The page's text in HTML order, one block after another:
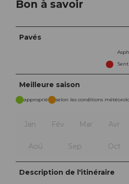
Bon à savoir
Pavés
Meilleure saison
approprié selon les conditions
Jan Fév Mar Avr
Aoû Sep Oct
Description de l'itinéraire